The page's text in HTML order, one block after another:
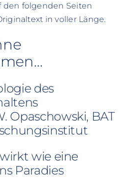
den folgenden Seiten
in voller Länge.
des
Opaschowski, BAT
wie eine
Paradies